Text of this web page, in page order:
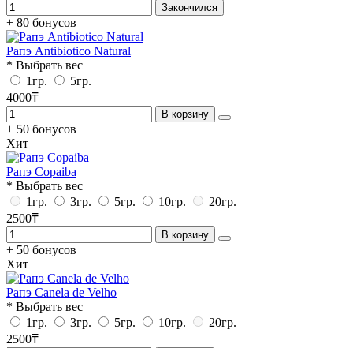
Закончился
+ 80 бонусов
Рапэ Antibiotico Natural
* Выбрать вес
1гр.
5гр.
4000₸
В корзину
+ 50 бонусов
Хит
Рапэ Copaiba
* Выбрать вес
1гр.
3гр. 5гр. 10гр.
20гр.
2500₸
В корзину
+ 50 бонусов
Хит
Рапэ Canela de Velho
* Выбрать вес
1гр.
3гр. 5гр. 10гр.
20гр.
2500₸